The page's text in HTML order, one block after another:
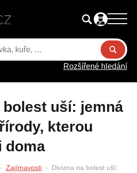
Rozšířené hledání
kterou
doma
Zajímavosti
Divizna na bolest uší: